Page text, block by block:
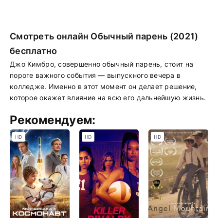
Смотреть онлайн Обычный парень (2021)
бесплатно
Джо Кимбро, совершенно обычный парень, стоит на
пороге важного события — выпускного вечера в
колледже. Именно в этот момент он делает решение,
которое окажет влияние на всю его дальнейшую жизнь.
Рекомендуем:
HD HD HD